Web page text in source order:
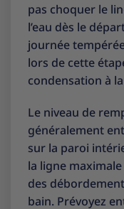
pas choquer le
l’eau dès le
journée
lors de cette
condensation à
Le niveau de
généralement
sur la paroi
la ligne
des
bain. Prévoyez